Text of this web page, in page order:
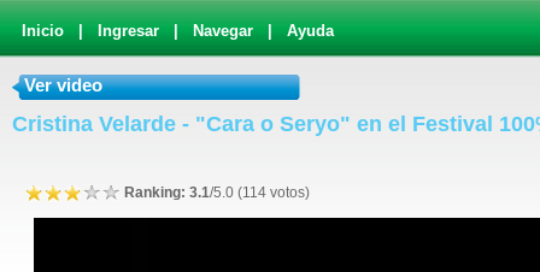
Inicio Ingresar Navegar Ayuda
Ver video
Cristina Velarde - "Cara o Seryo" en el Festival
Ranking: 3.1/5.0 (114 votos)